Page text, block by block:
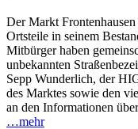
Der Markt
Ortsteile in seinem
Mitbürger haben
unbekannten
Sepp Wunderlich, der
des Marktes sowie den
an den Informationen
…mehr